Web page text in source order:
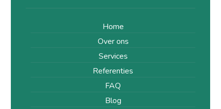
Home
Over ons
Services
Referenties
FAQ
Blog